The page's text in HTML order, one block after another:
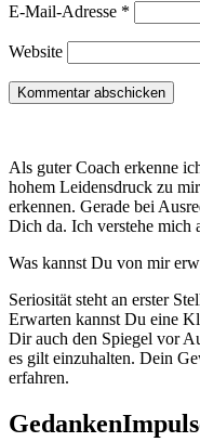
E-Mail-Adresse *
Website
Als guter Coach erkenne
hohem Leidensdruck zu
erkennen. Gerade bei
Dich da. Ich verstehe mich
Was kannst Du von mir
Seriosität steht an erster
Erwarten kannst Du eine
Dir auch den Spiegel vor
es gilt einzuhalten. Dein
erfahren.